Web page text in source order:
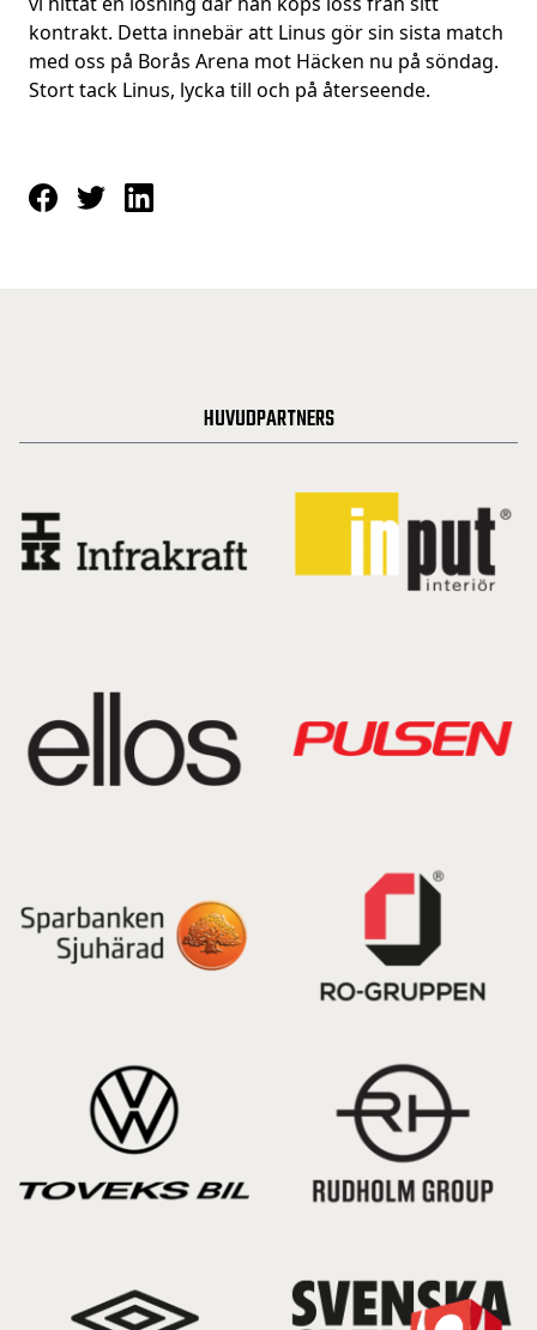
kontrakt. Detta innebär att Linus gör sin sista match
med oss på Borås Arena mot Häcken nu på söndag.
Stort tack Linus, lycka till och på återseende.
HUVUDPARTNERS